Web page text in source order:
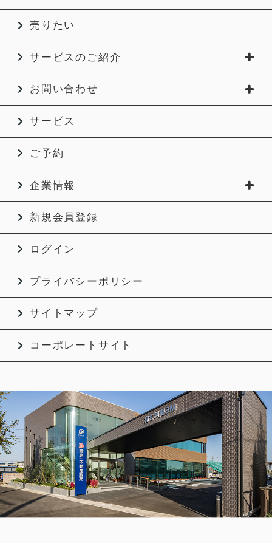
売りたい
サービスのご紹介
お問い合わせ
サービス
ご予約
企業情報
新規会員登録
ログイン
プライバシーポリシー
サイトマップ
コーポレートサイト